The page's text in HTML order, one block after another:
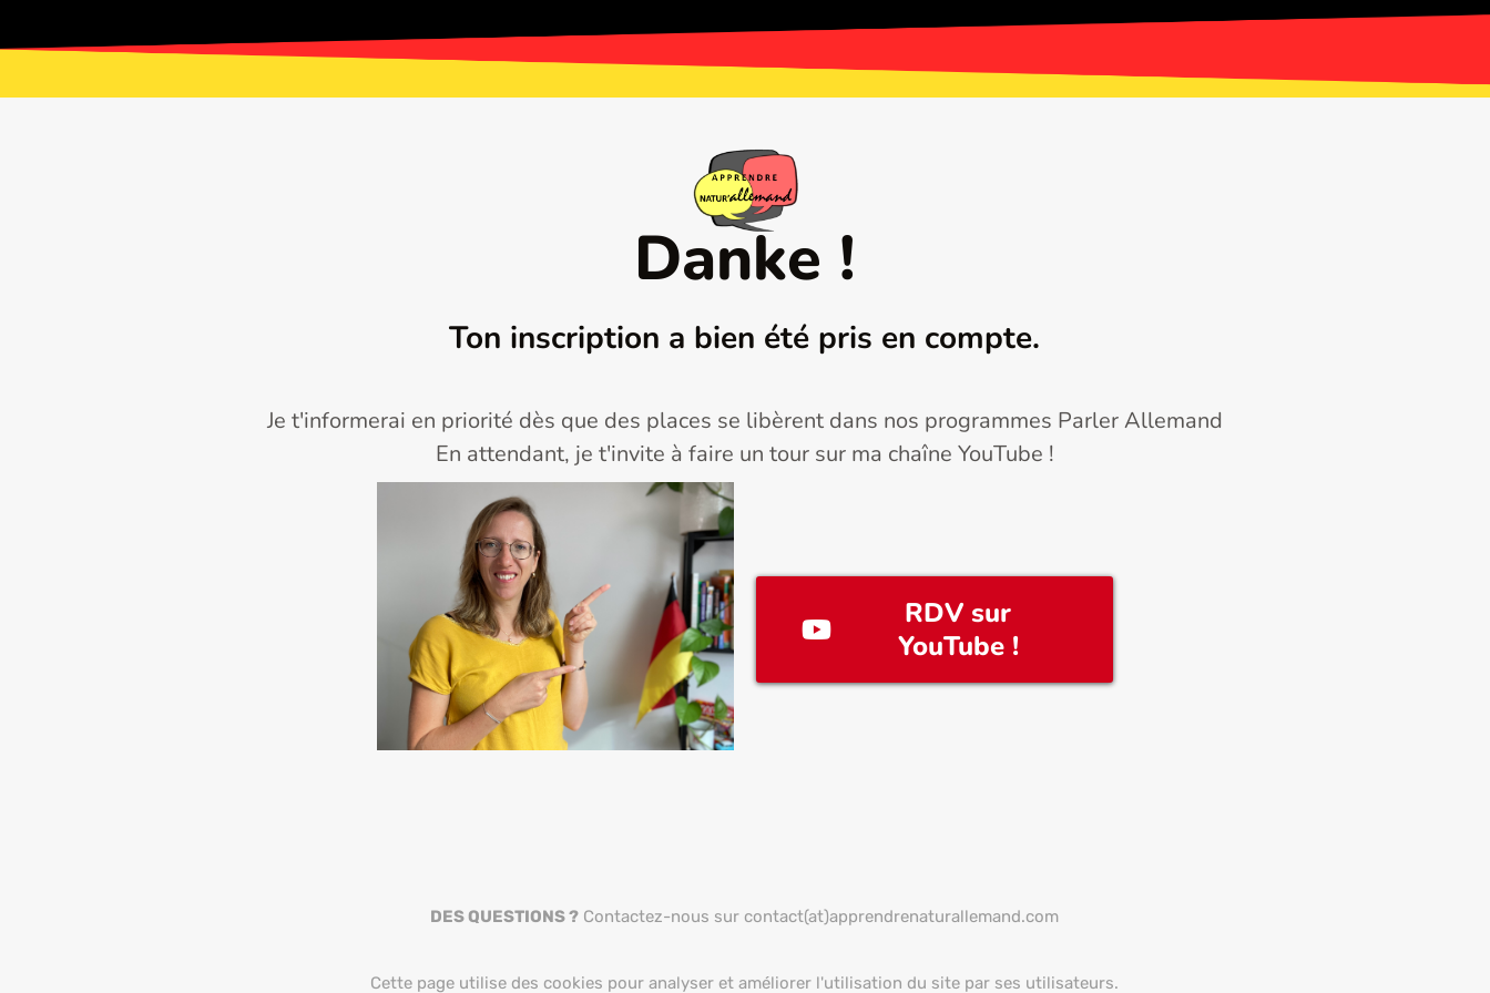
Danke !
Ton inscription a bien été pris en compte.
Je t'informerai en priorité dès que des places se libèrent dans nos programmes Parler Allemand
En attendant, je t'invite à faire un tour sur ma chaîne YouTube !
RDV sur
YouTube !
DES QUESTIONS ? Contactez-nous sur contact(at)apprendrenaturallemand.com
Cette page utilise des cookies pour analyser et améliorer l'utilisation du site par ses utilisateurs.